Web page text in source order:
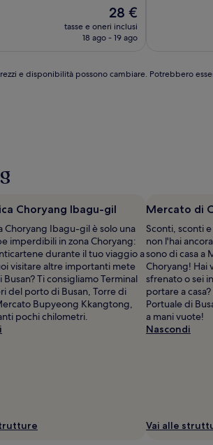
Il
prezzo
attuale
28 €
tasse e oneri inclusi
18 ago - 19 ago
e disponibilità possono cambiare. Potrebbero
Choryang Ibagu-gil
Choryang Ibagu-gil è solo una
imperdibili in zona Choryang:
durante il tuo viaggio a
visitare altre importanti mete
Ti consigliamo Terminal
del porto di Busan, Torre di
Bupyeong Kkangtong,
pochi chilometri.
Mercato di
Sconti, sconti
non l'hai
sono di casa a
Choryang! Hai
sfrenato o sei
portare a
Portuale di
a mani vuote!
Nascondi
Vai alle